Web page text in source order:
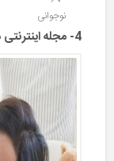
نوجوانی
4- مجله اینترنتی دلبند من